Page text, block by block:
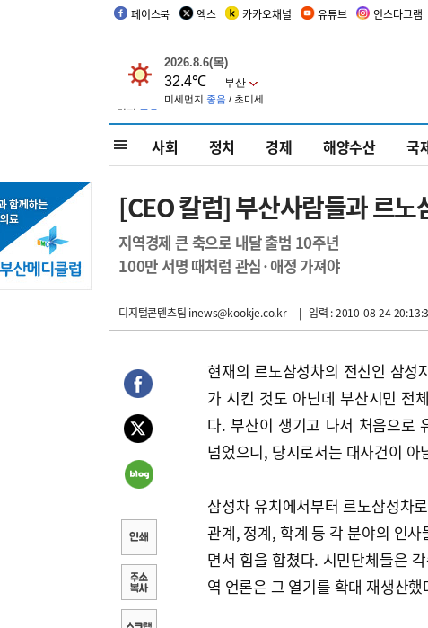
페이스북 엑스 카카오채널 유튜브 인스타그램
사회 정치 경제 해양수산 국
[CEO 칼럼] 부산사람들과 르노
지역경제 큰 축으로 내달 출범 10주년
100만 서명 때처럼 관심·애정 가져야
디지털콘텐츠팀 inews@kookje.co.kr | 입력 : 2010-08-24
현재의 르노삼성차의 전신인 삼성
가 시킨 것도 아닌데 부산시민 전
다. 부산이 생기고 나서 처음으로
넘었으니, 당시로서는 대사건이 아
삼성차 유치에서부터 르노삼성차
관계, 정계, 학계 등 각 분야의 인
면서 힘을 합쳤다. 시민단체들은
역 언론은 그 열기를 확대 재생산했